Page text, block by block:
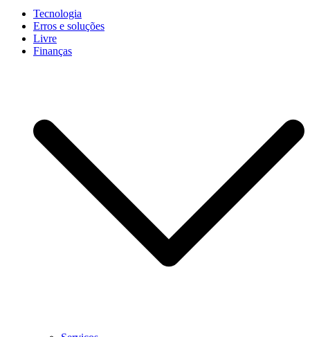
Tecnologia
Erros e soluções
Livre
Finanças